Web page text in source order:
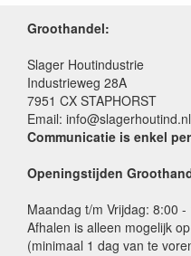
Groothandel:
Slager Houtindustrie
Industrieweg 28A
7951 CX STAPHORST
Email: info@slagerhoutind.nl
Communicatie is enkel
Openingstijden
Maandag t/m Vrijdag: 8:00 -
Afhalen is alleen mogelijk
(minimaal 1 dag van te